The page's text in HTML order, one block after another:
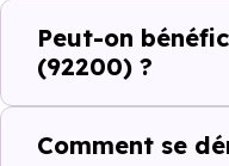
Peut-on
(92200) ?
Comment se